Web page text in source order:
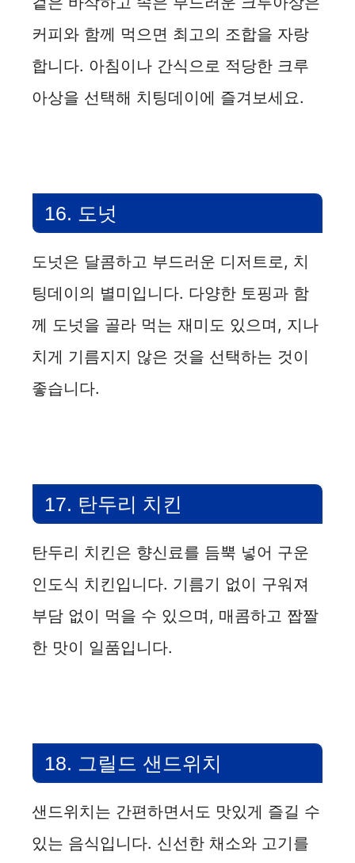
커피와 함께 먹으면 최고의 조합을 자랑
합니다. 아침이나 간식으로 적당한 크루
아상을 선택해 치팅데이에 즐겨보세요.
16. 도넛
도넛은 달콤하고 부드러운 디저트로, 치
팅데이의 별미입니다. 다양한 토핑과 함
께 도넛을 골라 먹는 재미도 있으며, 지나
치게 기름지지 않은 것을 선택하는 것이
좋습니다.
17. 탄두리 치킨
탄두리 치킨은 향신료를 듬뿍 넣어 구운
인도식 치킨입니다. 기름기 없이 구워져
부담 없이 먹을 수 있으며, 매콤하고 짭짤
한 맛이 일품입니다.
18. 그릴드 샌드위치
샌드위치는 간편하면서도 맛있게 즐길 수
있는 음식입니다. 신선한 채소와 고기를